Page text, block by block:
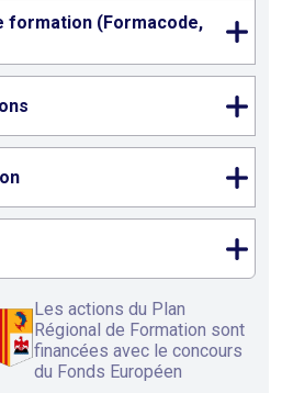
formation (Formacode,
Les actions du Plan
Régional de Formation sont
financées avec le concours
du Fonds Européen